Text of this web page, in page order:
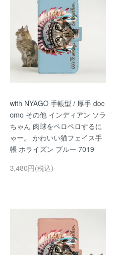
with NYAGO 手帳型 / 厚手 doc
omo その他 インディアン ソラ
ちゃん 肉球をペロペロするに
ゃー。 かわいい猫フェイス手
帳 ホライズン ブルー 7019
3,480円(税込)